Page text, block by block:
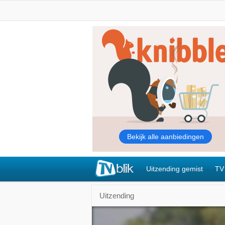
Uitzending gemist
Uitzending